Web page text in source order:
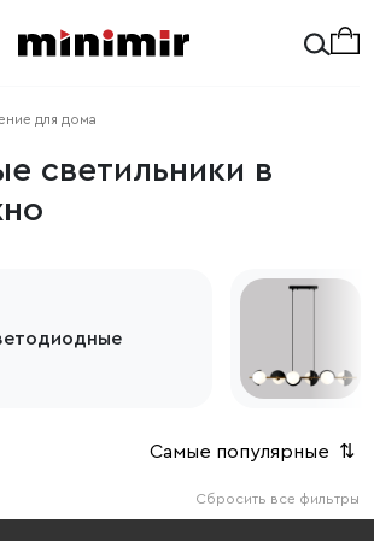
для дома
светильники в
Самые популярные ⇅
Сбросить все фильтры